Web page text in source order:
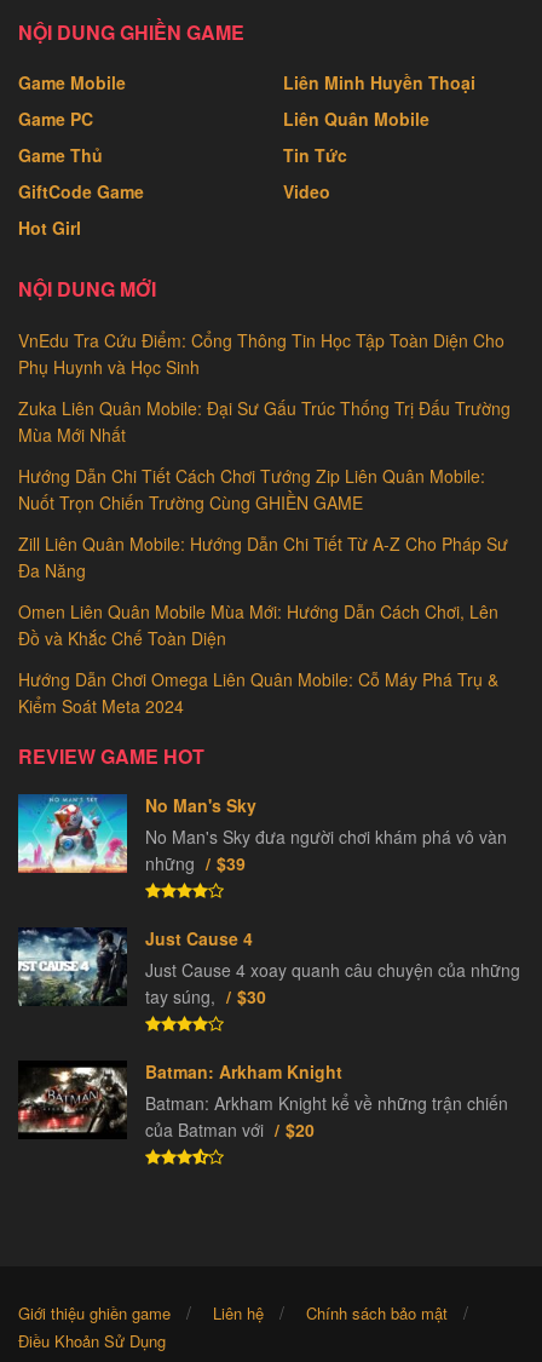
NỘI DUNG GHIỀN GAME
Game Mobile
Game PC
Game Thủ
GiftCode Game
Hot Girl
Liên Minh Huyền Thoại
Liên Quân Mobile
Tin Tức
Video
NỘI DUNG MỚI
VnEdu Tra Cứu Điểm: Cổng Thông Tin Học Tập Toàn Diện Cho
Phụ Huynh và Học Sinh
Zuka Liên Quân Mobile: Đại Sư Gấu Trúc Thống Trị Đấu Trường
Mùa Mới Nhất
Hướng Dẫn Chi Tiết Cách Chơi Tướng Zip Liên Quân Mobile:
Nuốt Trọn Chiến Trường Cùng GHIỀN GAME
Zill Liên Quân Mobile: Hướng Dẫn Chi Tiết Từ A-Z Cho Pháp Sư
Đa Năng
Omen Liên Quân Mobile Mùa Mới: Hướng Dẫn Cách Chơi, Lên
Đồ và Khắc Chế Toàn Diện
Hướng Dẫn Chơi Omega Liên Quân Mobile: Cỗ Máy Phá Trụ &
Kiểm Soát Meta 2024
REVIEW GAME HOT
No Man's Sky
No Man's Sky đưa người chơi khám phá vô vàn
những
$39
Just Cause 4
Just Cause 4 xoay quanh câu chuyện của những
tay súng,
$30
Batman: Arkham Knight
Batman: Arkham Knight kể về những trận chiến
của Batman với
$20
Giới thiệu ghiền game Liên hệ
Chính sách bảo mật
Điều Khoản Sử Dụng